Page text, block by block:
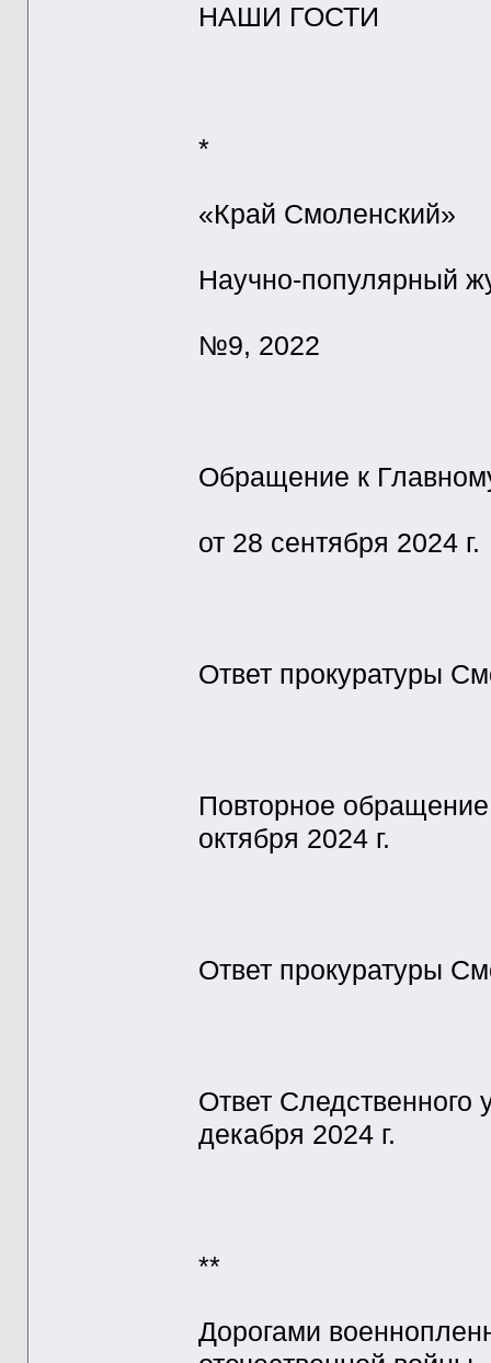
НАШИ ГОСТИ
*
«Край Смоленский»
Научно-популярный
№9, 2022
Обращение к
от 28 сентября 2024 г.
Ответ прокуратуры
Повторное
октября 2024 г.
Ответ прокуратуры
Ответ Следственного
декабря 2024 г.
**
Дорогами